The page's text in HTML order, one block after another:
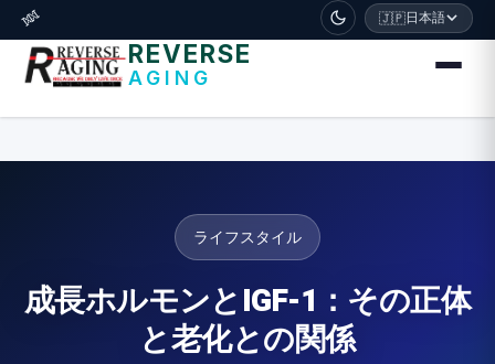
דלג לתוכן הראשי
🧬 🇯🇵日本語
REVERSE
AGING
ライフスタイル
成長ホルモンとIGF-1：その正体
と老化との関係